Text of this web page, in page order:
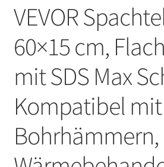
VEVOR
60×15 cm,
mit SDS Max
Kompatibel mit
Bohrhämmern,